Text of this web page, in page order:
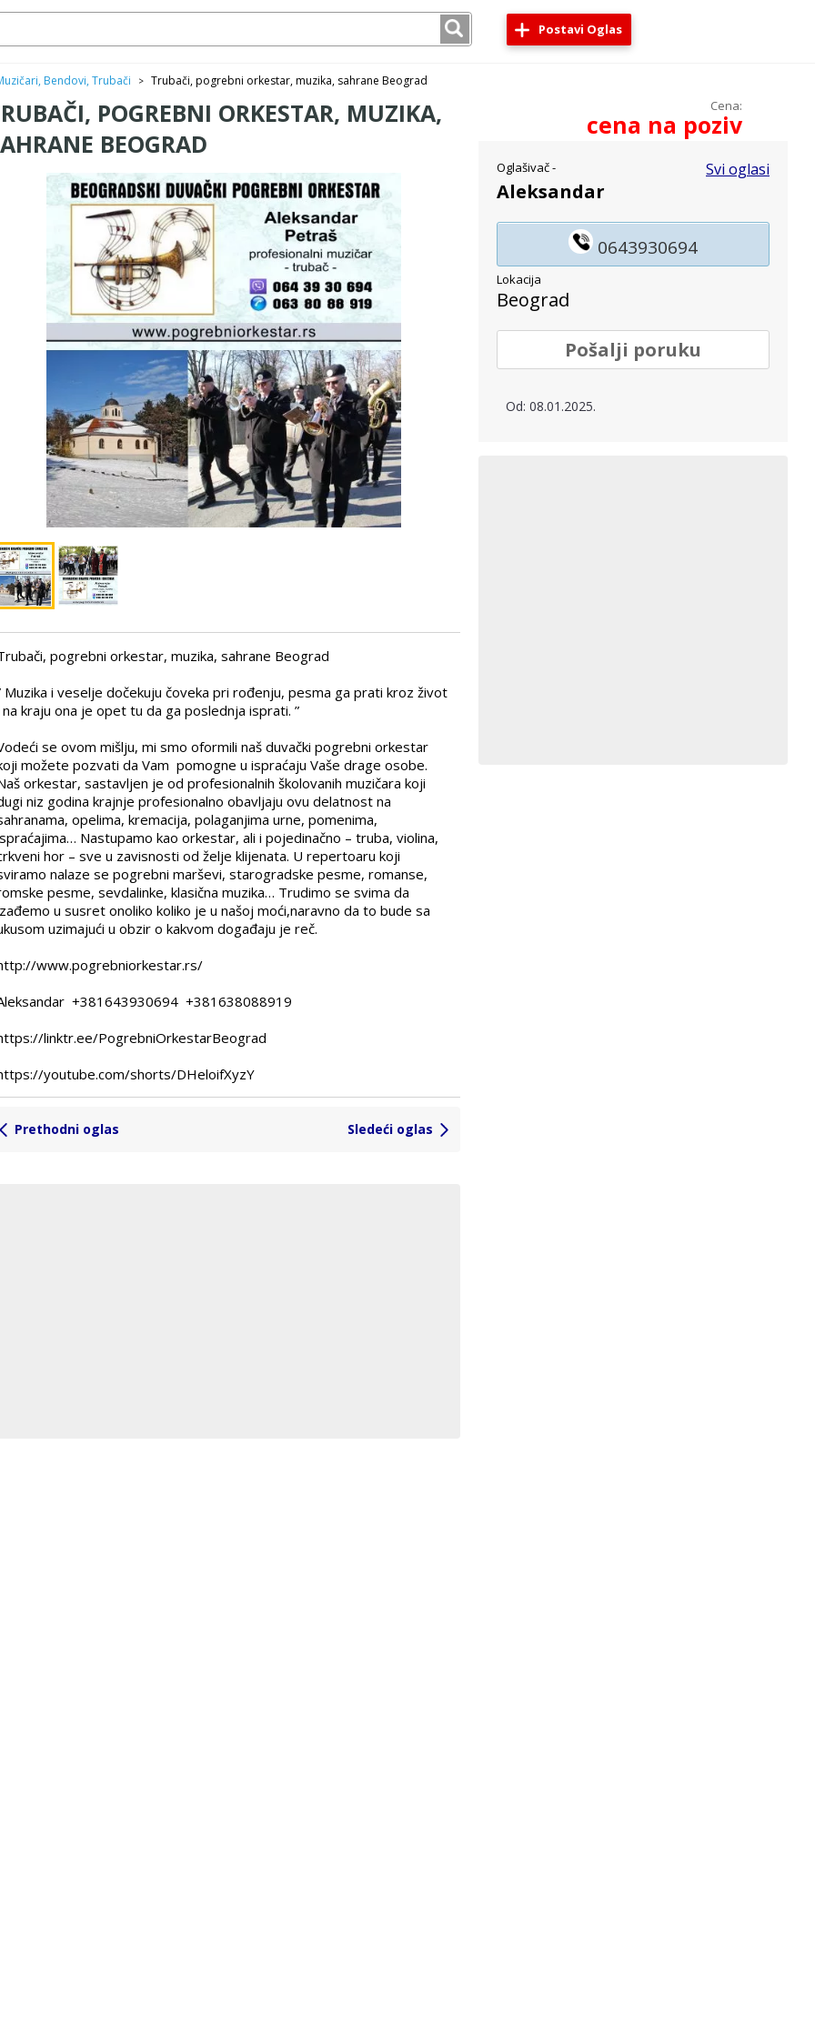
Postavi Oglas
Bendovi, Trubači > Trubači, pogrebni orkestar, muzika, sahrane Beograd
POGREBNI ORKESTAR, MUZIKA,
BEOGRAD
pogrebni orkestar, muzika, sahrane Beograd
Muzika i veselje dočekuju čoveka pri rođenju, pesma ga prati kroz život
na kraju ona je opet tu da ga poslednja isprati. ”
se ovom mišlju, mi smo oformili naš duvački pogrebni orkestar
možete pozvati da Vam pomogne u ispraćaju Vaše drage osobe.
orkestar, sastavljen je od profesionalnih školovanih muzičara koji
niz godina krajnje profesionalno obavljaju ovu delatnost na
opelima, kremacija, polaganjima urne, pomenima,
Nastupamo kao orkestar, ali i pojedinačno – truba, violina,
hor – sve u zavisnosti od želje klijenata. U repertoaru koji
nalaze se pogrebni marševi, starogradske pesme, romanse,
pesme, sevdalinke, klasična muzika… Trudimo se svima da
u susret onoliko koliko je u našoj moći,naravno da to bude sa
uzimajući u obzir o kakvom događaju je reč.
www.pogrebniorkestar.rs/
+381643930694 +381638088919
linktr.ee/PogrebniOrkestarBeograd
youtube.com/shorts/DHeloifXyzY
Prethodni oglas Sledeći oglas
Cena:
cena na poziv
Svi oglasi
Oglašivač -
Aleksandar
0643930694
Lokacija
Beograd
Pošalji poruku
Od: 08.01.2025.